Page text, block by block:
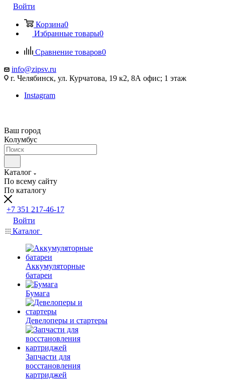
Войти
Корзина0
Избранные товары0
Сравнение товаров0
info@zipsv.ru
г. Челябинск, ул. Курчатова, 19 к2, 8А офис; 1 этаж
Instagram
Ваш город
Колумбус
Каталог
По всему сайту
По каталогу
+7 351 217-46-17
Войти
Каталог
Аккумуляторные
батареи
Бумага
Девелоперы и стартеры
Запчасти для
восстановления
картриджей